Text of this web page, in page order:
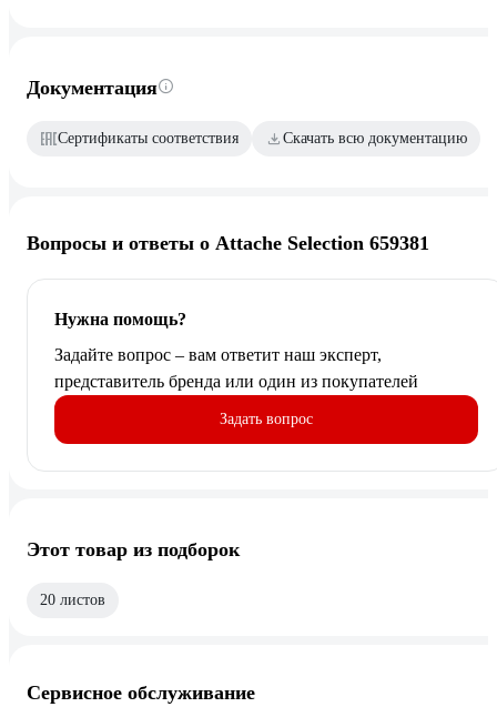
Документация
Сертификаты соответствия Скачать всю документацию
Вопросы и ответы о Attache Selection 659381
Нужна помощь?
Задайте вопрос – вам ответит наш эксперт,
представитель бренда или один из покупателей
Задать вопрос
Этот товар из подборок
20 листов
Сервисное обслуживание